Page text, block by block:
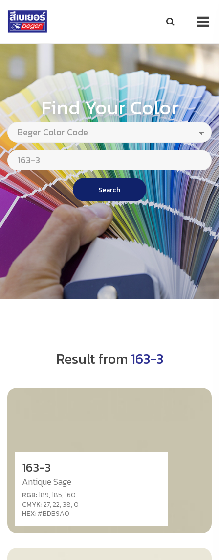
Find Your Color
Search
Result from 163-3
163-3
Antique Sage
RGB:189, 185, 160
CMYK:27, 22, 38, 0
HEX:#BDB9A0